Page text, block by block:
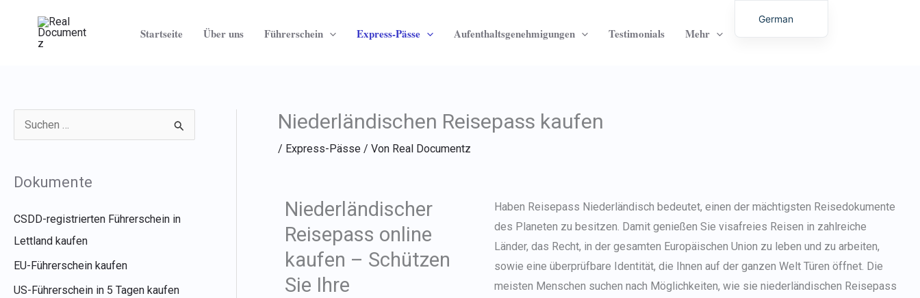
springen
Startseite Über uns Führerschein Express-Pässe Aufenthaltsgenehmigungen Testimonials Mehr Kontakt
e
n
n
Dokumente
CSDD-registrierten Führerschein in
Lettland kaufen
EU-Führerschein kaufen
US-Führerschein in 5 Tagen kaufen
Niederländischen Reisepass kaufen
/ Express-Pässe / Von Real Documentz
Niederländischer
Reisepass online
kaufen – Schützen
Sie Ihre
Haben Reisepass Niederländisch bedeutet, einen der mächtigsten Reisedokumente
des Planeten zu besitzen. Damit genießen Sie visafreies Reisen in zahlreiche
Länder, das Recht, in der gesamten Europäischen Union zu leben und zu arbeiten,
sowie eine überprüfbare Identität, die Ihnen auf der ganzen Welt Türen öffnet. Die
meisten Menschen suchen nach Möglichkeiten, wie sie niederländischen Reisepass
German
Lithuanian
Spanish
Chinese
French